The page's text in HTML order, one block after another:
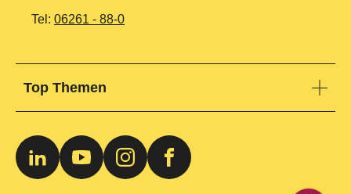
Tel: 06261 - 88-0
Top Themen
Altenpflege
Gesundheit & Kliniken